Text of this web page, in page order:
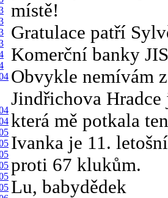
místě!
Gratulace patří
Komerční banky
Obvykle nemívám
Jindřichova
která mě potkala
Ivanka je 11.
proti 67 klukům.
Lu, babydědek